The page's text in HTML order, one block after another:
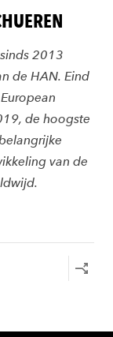
2013
de HAN. Eind
de hoogste
van de